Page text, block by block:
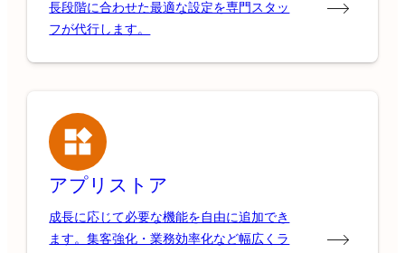
長段階に合わせた最適な設定を専門スタッ
フが代行します。
アプリストア
成長に応じて必要な機能を自由に追加でき
ます。集客強化・業務効率化など幅広くラ